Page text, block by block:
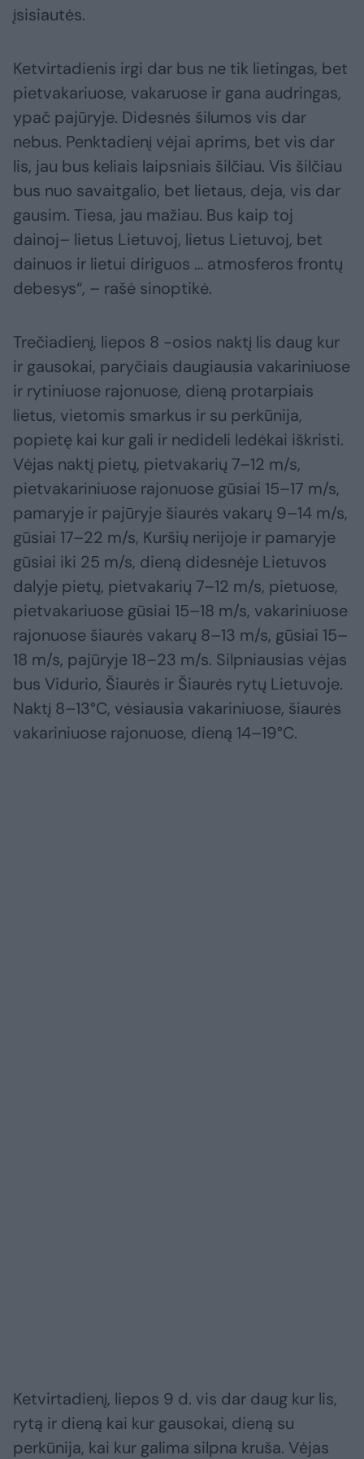
įsisiautės.
Ketvirtadienis irgi dar bus ne tik lietingas, bet
pietvakariuose, vakaruose ir gana audringas,
ypač pajūryje. Didesnės šilumos vis dar
nebus. Penktadienį vėjai aprims, bet vis dar
lis, jau bus keliais laipsniais šilčiau. Vis šilčiau
bus nuo savaitgalio, bet lietaus, deja, vis dar
gausim. Tiesa, jau mažiau. Bus kaip toj
dainoj– lietus Lietuvoj, lietus Lietuvoj, bet
dainuos ir lietui diriguos … atmosferos frontų
debesys“, – rašė sinoptikė.
Trečiadienį, liepos 8 -osios naktį lis daug kur
ir gausokai, paryčiais daugiausia vakariniuose
ir rytiniuose rajonuose, dieną protarpiais
lietus, vietomis smarkus ir su perkūnija,
popietę kai kur gali ir nedideli ledėkai iškristi.
Vėjas naktį pietų, pietvakarių 7–12 m/s,
pietvakariniuose rajonuose gūsiai 15–17 m/s,
pamaryje ir pajūryje šiaurės vakarų 9–14 m/s,
gūsiai 17–22 m/s, Kuršių nerijoje ir pamaryje
gūsiai iki 25 m/s, dieną didesnėje Lietuvos
dalyje pietų, pietvakarių 7–12 m/s, pietuose,
pietvakariuose gūsiai 15–18 m/s, vakariniuose
rajonuose šiaurės vakarų 8–13 m/s, gūsiai 15–
18 m/s, pajūryje 18–23 m/s. Silpniausias vėjas
bus Vidurio, Šiaurės ir Šiaurės rytų Lietuvoje.
Naktį 8–13°C, vėsiausia vakariniuose, šiaurės
vakariniuose rajonuose, dieną 14–19°C.
Ketvirtadienį, liepos 9 d. vis dar daug kur lis,
rytą ir dieną kai kur gausokai, dieną su
perkūnija, kai kur galima silpna kruša. Vėjas